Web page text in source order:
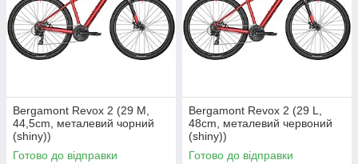
Bergamont Revox 2 (29 M,
44,5cm, металевий чорний
(shiny))
Готово до відправки
Bergamont Revox 2 (29 L,
48cm, металевий червоний
(shiny))
Готово до відправки